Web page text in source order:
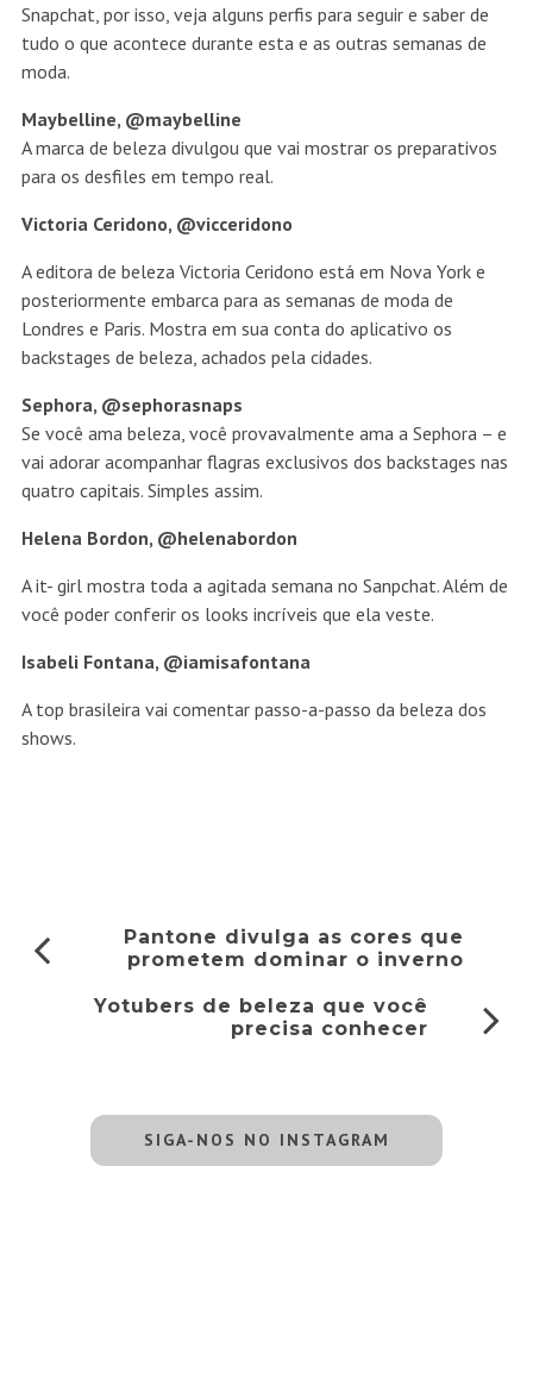
Snapchat, por isso, veja alguns perfis para seguir e saber de
tudo o que acontece durante esta e as outras semanas de
moda.
Maybelline, @maybelline
A marca de beleza divulgou que vai mostrar os preparativos
para os desfiles em tempo real.
Victoria Ceridono, @vicceridono
A editora de beleza Victoria Ceridono está em Nova York e
posteriormente embarca para as semanas de moda de
Londres e Paris. Mostra em sua conta do aplicativo os
backstages de beleza, achados pela cidades.
Sephora, @sephorasnaps
Se você ama beleza, você provavalmente ama a Sephora – e
vai adorar acompanhar flagras exclusivos dos backstages nas
quatro capitais. Simples assim.
Helena Bordon, @helenabordon
A it- girl mostra toda a agitada semana no Sanpchat. Além de
você poder conferir os looks incríveis que ela veste.
Isabeli Fontana, @iamisafontana
A top brasileira vai comentar passo-a-passo da beleza dos
shows.
Pantone divulga as cores que
prometem dominar o inverno
Yotubers de beleza que você
precisa conhecer
SIGA-NOS NO INSTAGRAM